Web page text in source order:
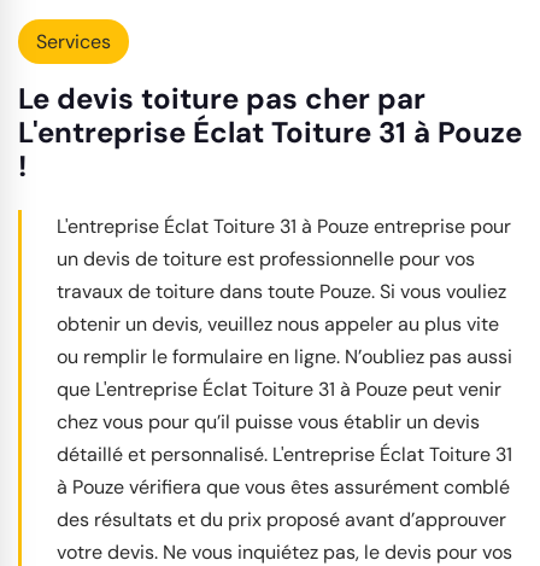
Services
Le devis toiture pas cher par
L'entreprise Éclat Toiture 31 à Pouze
!
L'entreprise Éclat Toiture 31 à Pouze entreprise pour
un devis de toiture est professionnelle pour vos
travaux de toiture dans toute Pouze. Si vous vouliez
obtenir un devis, veuillez nous appeler au plus vite
ou remplir le formulaire en ligne. N’oubliez pas aussi
que L'entreprise Éclat Toiture 31 à Pouze peut venir
chez vous pour qu’il puisse vous établir un devis
détaillé et personnalisé. L'entreprise Éclat Toiture 31
à Pouze vérifiera que vous êtes assurément comblé
des résultats et du prix proposé avant d’approuver
votre devis. Ne vous inquiétez pas, le devis pour vos